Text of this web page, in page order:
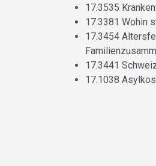
17.3535
17.3381 Wohin
17.3454
17.3441
17.1038